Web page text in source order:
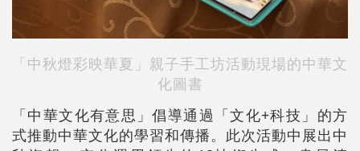
「中秋燈彩映華夏」親子手工坊活動現場的中華文
化圖書
「中華文化有意思」倡導通過「文化+科技」的方
式推動中華文化的學習和傳播。此次活動中展出中